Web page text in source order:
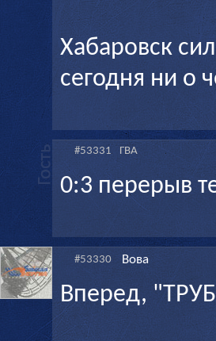
Хабаровск
сегодня ни о
#53331 ГВА
0:3 перерыв
#53330 Вова
Вперед,